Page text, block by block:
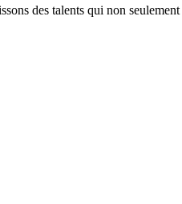
des talents qui non